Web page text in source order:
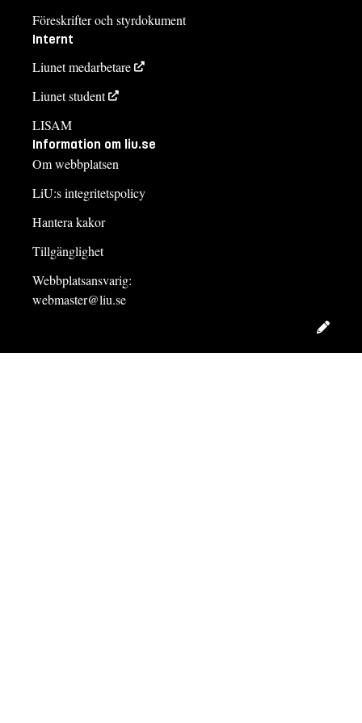
Föreskrifter och styrdokument
Internt
Liunet medarbetare
Liunet student
LISAM
Information om liu.se
Om webbplatsen
LiU:s integritetspolicy
Hantera kakor
Tillgänglighet
Webbplatsansvarig:
webmaster@liu.se